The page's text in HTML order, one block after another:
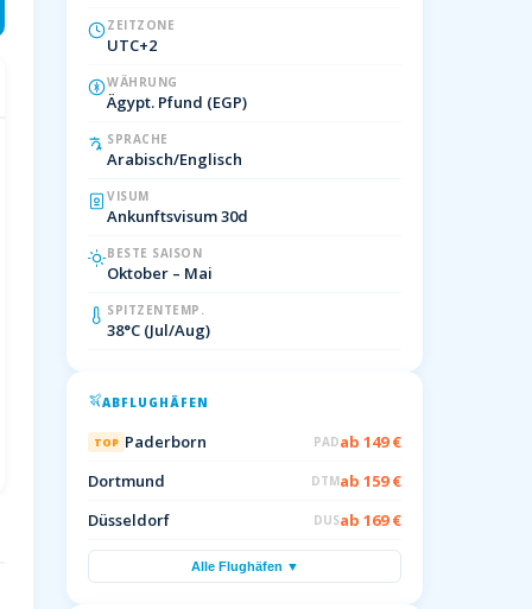
ZEITZONE
UTC+2
WÄHRUNG
Ägypt. Pfund (EGP)
SPRACHE
Arabisch/Englisch
VISUM
Ankunftsvisum 30d
BESTE SAISON
Oktober – Mai
SPITZENTEMP.
38°C (Jul/Aug)
ABFLUGHÄFEN
TOP Paderborn PADab 149 €
Dortmund
DTMab 159 €
Düsseldorf
DUSab 169 €
Alle Flughäfen ▼